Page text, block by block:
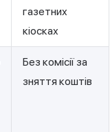
газетних
кіосках
Без комісії за
зняття коштів